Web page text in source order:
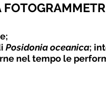
Posidonia oceanica;
nel tempo le